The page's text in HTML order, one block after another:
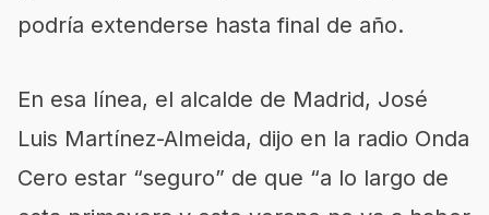
podría extenderse hasta final de año.
En esa línea, el alcalde de Madrid, José
Luis Martínez-Almeida, dijo en la radio Onda
Cero estar “seguro” de que “a lo largo de